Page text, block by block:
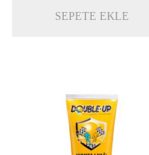
SEPETE EKLE